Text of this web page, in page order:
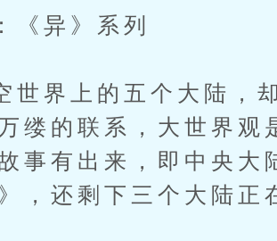
《异》系列
世界上的五个大陆，
缕的联系，大世界观
事有出来，即中央大
，还剩下三个大陆